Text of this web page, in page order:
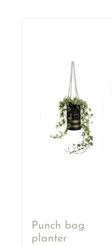
Punch bag
planter